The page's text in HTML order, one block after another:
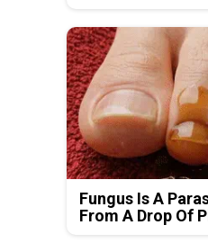
Fungus Is A
From A Drop Of